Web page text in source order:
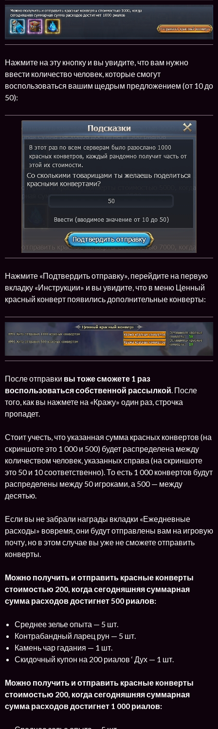
Нажмите на эту кнопку и вы увидите, что вам нужно
ввести количество человек, которые смогут
воспользоваться вашим щедрым предложением (от 10 до
50):
Нажмите «Подтвердить отправку», перейдите на первую
вкладку «Инструкции» и вы увидите, что в меню Ценный
красный конверт появились дополнительные конверты:
После отправки вы тоже сможете 1 раз
воспользоваться собственной рассылкой . После
того, как вы нажмете на «Кражу» один раз, строчка
пропадет.
Стоит учесть, что указанная сумма красных конвертов (на
скриншоте это 1 000 и 500) будет распределена между
количеством человек, указанных справа (на скриншоте
это 50 и 10 соответственно). То есть 1 000 конвертов будут
распределены между 50 игроками, а 500 — между
десятью.
Если вы не забрали награды вкладки «Ежедневные
расходы» вовремя, они будут отправлены вам на игровую
почту, но в этом случае вы уже не сможете отправить
конверты.
Можно получить и отправить красные конверты
стоимостью 200, когда сегодняшняя суммарная
сумма расходов достигнет 500 риалов:
Среднее зелье опыта — 5 шт.
Контрабандный ларец рун — 5 шт.
Камень чар гадания — 1 шт.
Скидочный купон на 200 риалов ‘ Дух — 1 шт.
Можно получить и отправить красные конверты
стоимостью 200, когда сегодняшняя суммарная
сумма расходов достигнет 1 000 риалов: